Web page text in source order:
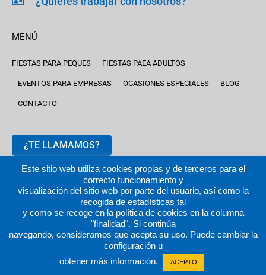
MENÚ
FIESTAS PARA PEQUES FIESTAS PAEA ADULTOS
EVENTOS PARA EMPRESAS OCASIONES ESPECIALES BLOG
CONTACTO
¿TE LLAMAMOS?
2024 © fiestastempranito.com | Todos los derechos reservados
Aviso legal | Política de privacidad|Política de cookies
Este sitio web utiliza cookies propias y de terceros para el
correcto funcionamiento y
visualización del sitio web por parte del usuario, así como la
recogida de estadísticas tal
y como se recoge en la política de cookies en la columna
"finalidad". Si continúa
navegando, consideramos que acepta su uso. Puede cambiar la
configuración u
obtener más información.
ACEPTO